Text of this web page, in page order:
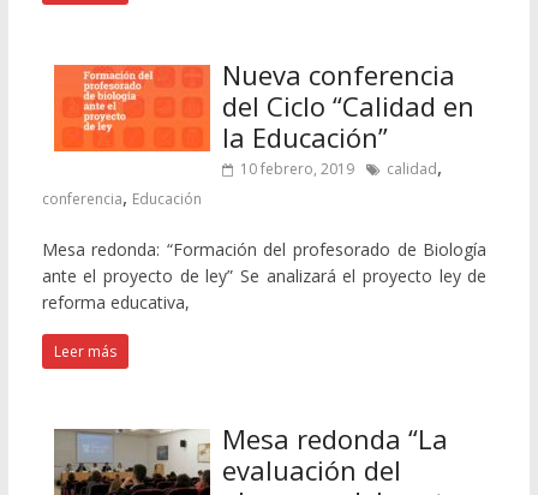
Nueva conferencia
del Ciclo “Calidad en
la Educación”
10 febrero, 2019 calidad,
conferencia, Educación
Mesa redonda: “Formación del profesorado de Biología
ante el proyecto de ley” Se analizará el proyecto ley de
reforma educativa,
Leer más
Mesa redonda “La
evaluación del